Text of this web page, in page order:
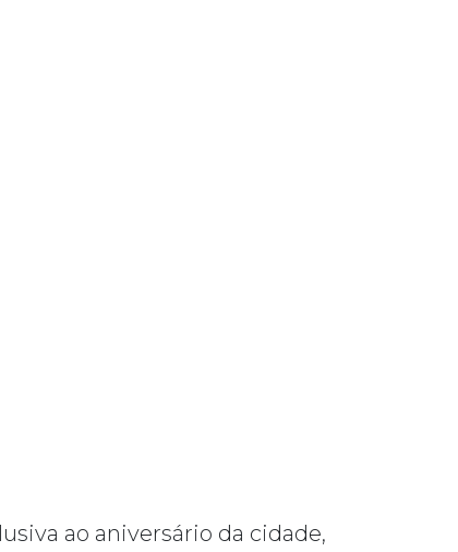
ao aniversário da cidade,